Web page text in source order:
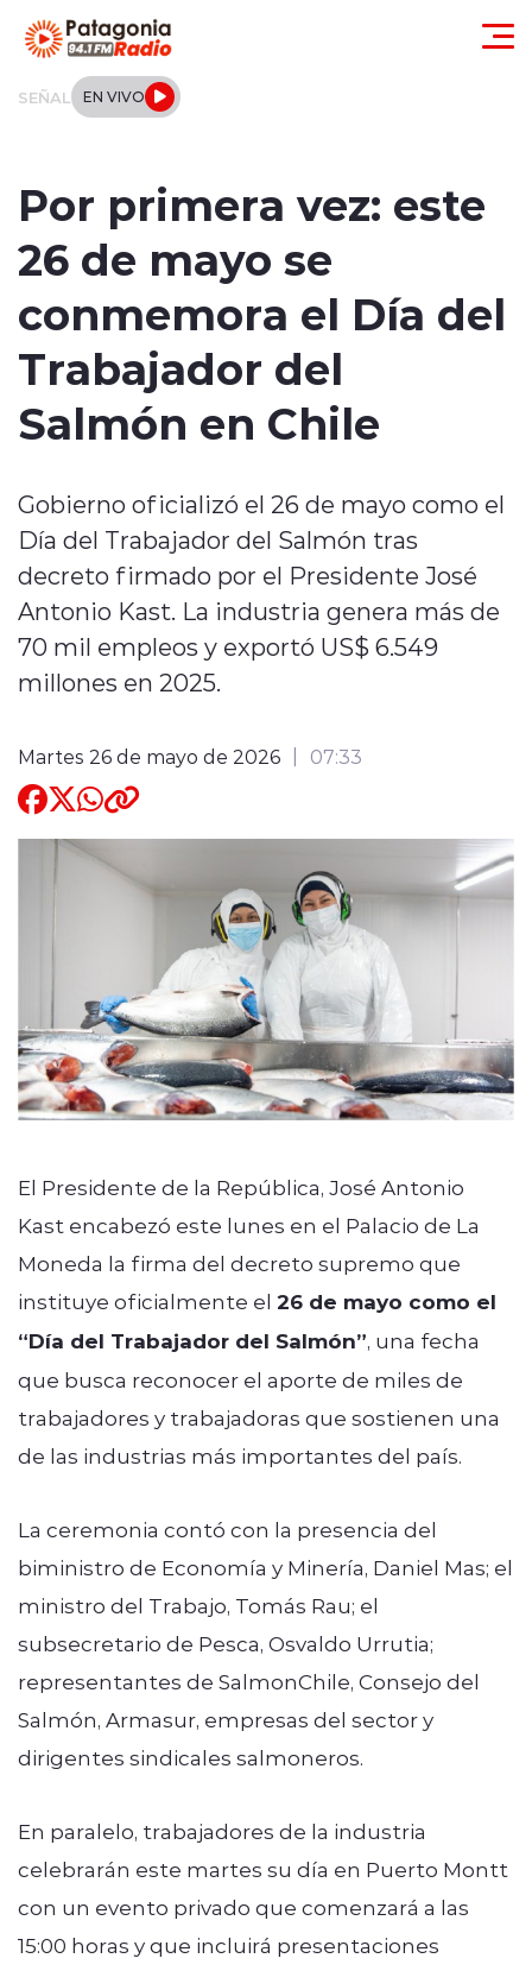
SEÑAL EN VIVO
Regionales
Tendencias
Internacional
Entrevistas
Quienes Somos
modo claro
Por primera vez: este
26 de mayo se
conmemora el Día del
Trabajador del
Salmón en Chile
Gobierno oficializó el 26 de mayo como el
Día del Trabajador del Salmón tras
decreto firmado por el Presidente José
Antonio Kast. La industria genera más de
70 mil empleos y exportó US$ 6.549
millones en 2025.
Martes 26 de mayo de 2026 07:33
El Presidente de la República, José Antonio
Kast encabezó este lunes en el Palacio de La
Moneda la firma del decreto supremo que
instituye oficialmente el 26 de mayo como el
“Día del Trabajador del Salmón”, una fecha
que busca reconocer el aporte de miles de
trabajadores y trabajadoras que sostienen una
de las industrias más importantes del país.
La ceremonia contó con la presencia del
biministro de Economía y Minería, Daniel Mas; el
ministro del Trabajo, Tomás Rau; el
subsecretario de Pesca, Osvaldo Urrutia;
representantes de SalmonChile, Consejo del
Salmón, Armasur, empresas del sector y
dirigentes sindicales salmoneros.
En paralelo, trabajadores de la industria
celebrarán este martes su día en Puerto Montt
con un evento privado que comenzará a las
15:00 horas y que incluirá presentaciones